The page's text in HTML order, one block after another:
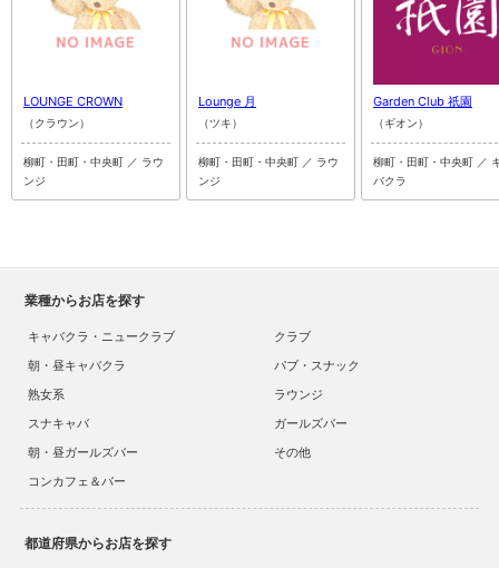
LOUNGE CROWN
（クラウン）
柳町・田町・中央町 ／ ラウ
ンジ
Lounge 月
（ツキ）
柳町・田町・中央町 ／ ラウ
ンジ
Garden Club 祇園
（ギオン）
柳町・田町・中央町 ／
バクラ
業種からお店を探す
キャバクラ・ニュークラブ
クラブ
朝・昼キャバクラ
パブ・スナック
熟女系
ラウンジ
スナキャバ
ガールズバー
朝・昼ガールズバー
その他
コンカフェ＆バー
都道府県からお店を探す